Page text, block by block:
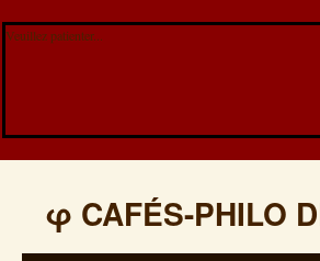
Veuillez patienter...
φ CAFÉS-PHILO